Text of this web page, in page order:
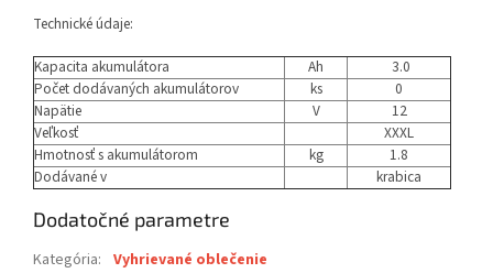
Technické údaje:
Kapacita akumulátora Ah
3.0
Počet dodávaných akumulátorov
ks
0
Napätie
V
12
Veľkosť
XXXL
Hmotnosť s akumulátorom
kg
1.8
Dodávané v
krabica
Dodatočné parametre
Kategória: Vyhrievané oblečenie